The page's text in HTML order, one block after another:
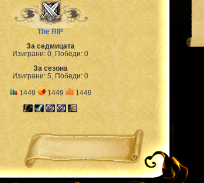
The RIP
За седмицата
Изиграни: 0, Победи: 0
За сезона
Изиграни: 5, Победи: 0
1449 1449 1449